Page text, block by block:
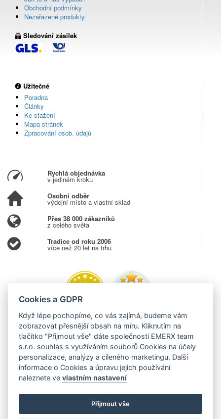
Obchodní podmínky
Nezařazené produkty
Sledování zásilek
Užitečné
Poradna
Články
Ke stažení
Mapa stránek
Zpracování osob. údajů
Rychlá objednávka
v jediném kroku
Osobní odběr
výdejní místo a vlastní sklad
Přes 38 000 zákazníků
z celého světa
Tradice od roku 2006
více než 20 let na trhu
Cookies a GDPR
Když lépe pochopíme, co vás zajímá, budeme vám
zobrazovat přesnější obsah na míru. Kliknutím na
tlačítko "Přijmout vše" dáte společnosti EMERX team
s.r.o. souhlas s využíváním souborů Cookies na účely
personalizace, analýzy a cíleného marketingu. Další
informace o Cookies a úpravu jejich používání
naleznete vevlastním nastavení
Přijmout vše